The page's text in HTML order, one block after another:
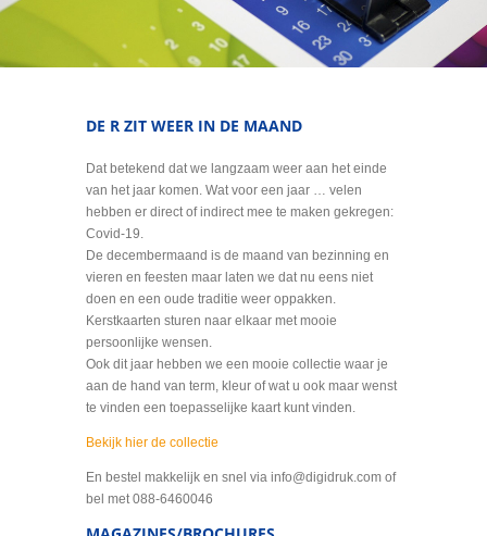
DE R ZIT WEER IN DE MAAND
Dat betekend dat we langzaam weer aan het einde
van het jaar komen. Wat voor een jaar … velen
hebben er direct of indirect mee te maken gekregen:
Covid-19.
De decembermaand is de maand van bezinning en
vieren en feesten maar laten we dat nu eens niet
doen en een oude traditie weer oppakken.
Kerstkaarten sturen naar elkaar met mooie
persoonlijke wensen.
Ook dit jaar hebben we een mooie collectie waar je
aan de hand van term, kleur of wat u ook maar wenst
te vinden een toepasselijke kaart kunt vinden.
Bekijk hier de collectie
En bestel makkelijk en snel via info@digidruk.com of
bel met 088-6460046